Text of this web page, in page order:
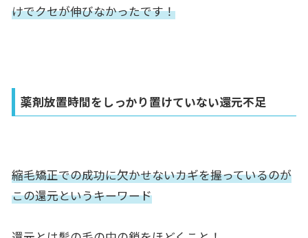
けでクセが伸びなかったです！
薬剤放置時間をしっかり置けていない還元不足
縮毛矯正での成功に欠かせないカギを握っているのが
この還元というキーワード